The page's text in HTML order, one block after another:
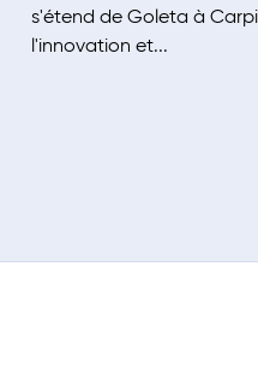
s'étend de Goleta à
l'innovation et...